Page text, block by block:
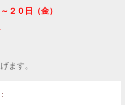
２０日（金）
ます。